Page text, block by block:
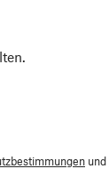
und